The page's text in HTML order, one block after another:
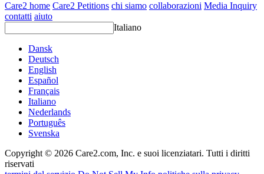
Care2 home Care2 Petitions chi siamo collaborazioni Media Inquiry
contatti aiuto
Italiano
Dansk
Deutsch
English
Español
Français
Italiano
Nederlands
Português
Svenska
Copyright © 2026 Care2.com, Inc. e suoi licenziatari. Tutti i diritti
riservati